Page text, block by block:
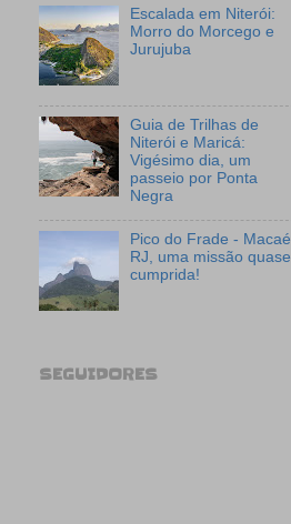
Escalada em Niterói:
Morro do Morcego e
Jurujuba
Guia de Trilhas de
Niterói e Maricá:
Vigésimo dia, um
passeio por Ponta
Negra
Pico do Frade - Macaé
RJ, uma missão quase
cumprida!
SEGUIDORES